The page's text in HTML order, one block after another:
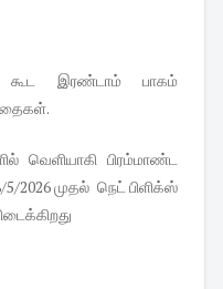
கூட இரண்டாம் பாகம்
வெளியாகி பிரம்மாண்ட
2026 முதல் நெட் பிளிக்ஸ்